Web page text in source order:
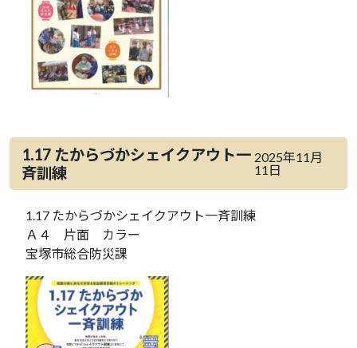
1.17 たからづかシェイクアウト一
斉訓練
2025年11月
11日
1.17 たからづかシェイクアウト一斉訓練
Ａ４ 片面 カラー
宝塚市総合防災課